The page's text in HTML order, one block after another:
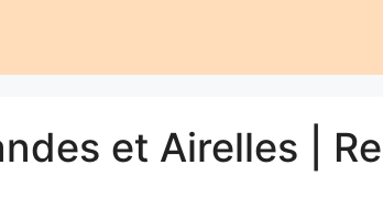
et Airelles |